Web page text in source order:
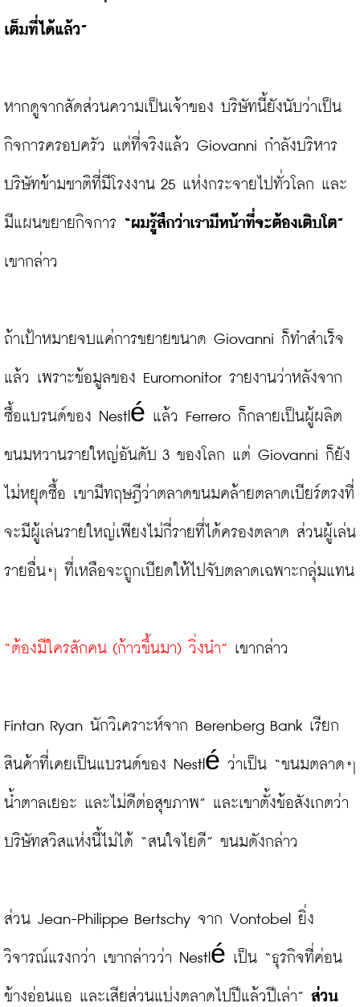
เต็มที่ได้แล้ว”
หากดูจากสัดส่วนความเป็นเจ้าของ บริษัทนี้ยังนับว่าเป็น
กิจการครอบครัว แต่ที่จริงแล้ว Giovanni กำลังบริหาร
บริษัทข้ามชาติที่มีโรงงาน 25 แห่งกระจายไปทั่วโลก และ
มีแผนขยายกิจการ “ผมรู้สึกว่าเรามีหน้าที่จะต้องเติบโต”
เขากล่าว
ถ้าเป้าหมายจบแค่การขยายขนาด Giovanni ก็ทำสำเร็จ
แล้ว เพราะข้อมูลของ Euromonitor รายงานว่าหลังจาก
ซื้อแบรนด์ของ Nestlé แล้ว Ferrero ก็กลายเป็นผู้ผลิต
ขนมหวานรายใหญ่อันดับ 3 ของโลก แต่ Giovanni ก็ยัง
ไม่หยุดซื้อ เขามีทฤษฎีว่าตลาดขนมคล้ายตลาดเบียร์ตรงที่
จะมีผู้เล่นรายใหญ่เพียงไม่กี่รายที่ได้ครองตลาด ส่วนผู้เล่น
รายอื่นๆ ที่เหลือจะถูกเบียดให้ไปจับตลาดเฉพาะกลุ่มแทน
“ต้องมีใครสักคน (ก้าวขึ้นมา) วิ่งนำ” เขากล่าว
Fintan Ryan นักวิเคราะห์จาก Berenberg Bank เรียก
สินค้าที่เคยเป็นแบรนด์ของ Nestlé ว่าเป็น “ขนมตลาดๆ
น้ำตาลเยอะ และไม่ดีต่อสุขภาพ” และเขาตั้งข้อสังเกตว่า
บริษัทสวิสแห่งนี้ไม่ได้ “สนใจไยดี” ขนมดังกล่าว
ส่วน Jean-Philippe Bertschy จาก Vontobel ยิ่ง
วิจารณ์แรงกว่า เขากล่าวว่า Nestlé เป็น “ธุรกิจที่ค่อน
ข้างอ่อนแอ และเสียส่วนแบ่งตลาดไปปีแล้วปีเล่า” ส่วน